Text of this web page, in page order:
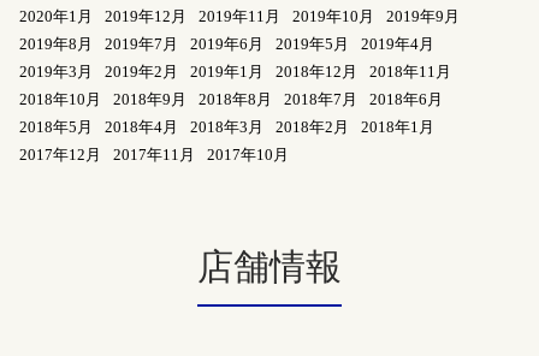
2020年1月
2019年12月 2019年11月 2019年10月
2019年9月
2019年8月
2019年7月 2019年6月 2019年5月
2019年4月
2019年3月
2019年2月 2019年1月 2018年12月
2018年11月
2018年10月
2018年9月 2018年8月 2018年7月
2018年6月
2018年5月
2018年4月 2018年3月 2018年2月
2018年1月
2017年12月
2017年11月 2017年10月
店舗情報